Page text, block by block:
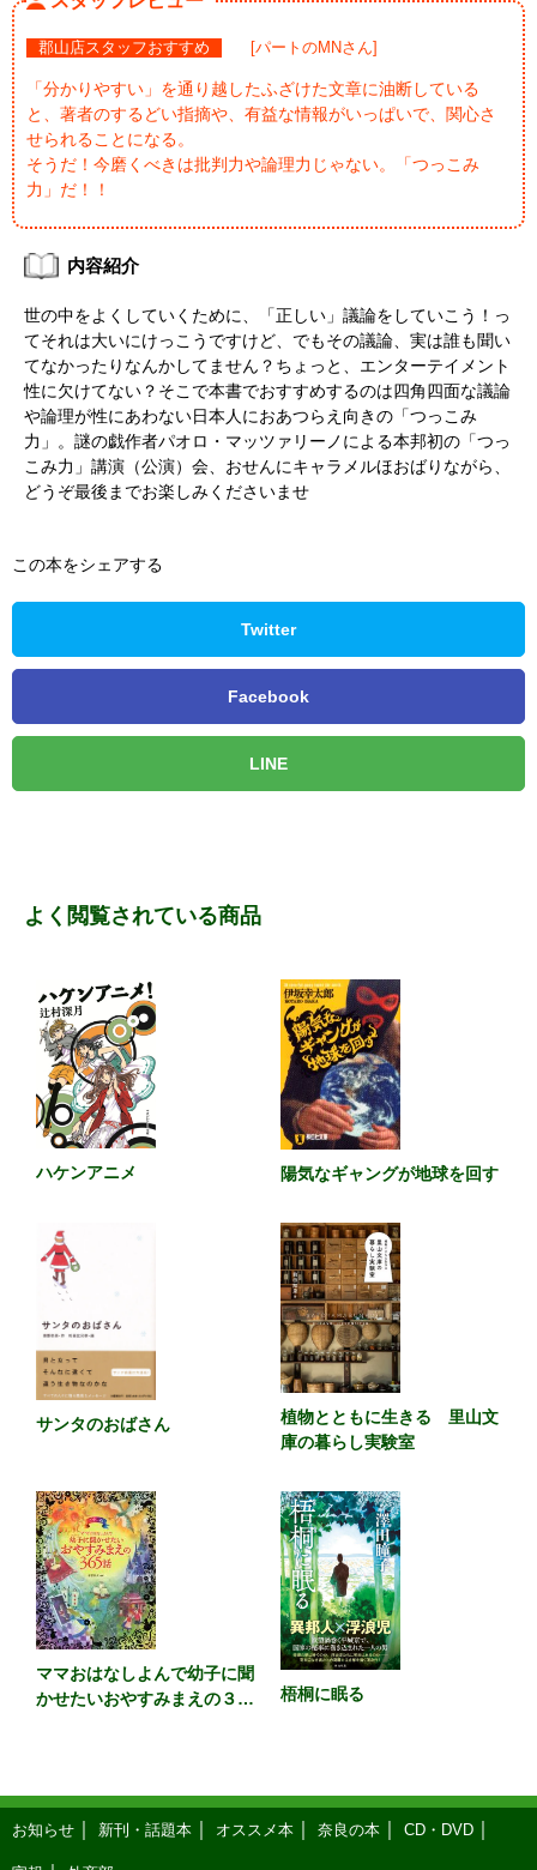
郡山店スタッフおすすめ [パートのMNさん]
「分かりやすい」を通り越したふざけた文章に油断している
と、著者のするどい指摘や、有益な情報がいっぱいで、関心さ
せられることになる。
そうだ！今磨くべきは批判力や論理力じゃない。「つっこみ
力」だ！！
内容紹介
世の中をよくしていくために、「正しい」議論をしていこう！っ
てそれは大いにけっこうですけど、でもその議論、実は誰も聞い
てなかったりなんかしてません？ちょっと、エンターテイメント
性に欠けてない？そこで本書でおすすめするのは四角四面な議論
や論理が性にあわない日本人におあつらえ向きの「つっこみ
力」。謎の戯作者パオロ・マッツァリーノによる本邦初の「つっ
こみ力」講演（公演）会、おせんにキャラメルほおばりながら、
どうぞ最後までお楽しみくださいませ
この本をシェアする
Twitter
Facebook
LINE
よく閲覧されている商品
ハケンアニメ 陽気なギャングが地球を回す
サンタのおばさん
植物とともに生きる 里山文
庫の暮らし実験室
ママおはなしよんで幼子に聞
かせたいおやすみまえの３６
梧桐に眠る
お知らせ 新刊・話題本 オススメ本 奈良の本 CD・DVD